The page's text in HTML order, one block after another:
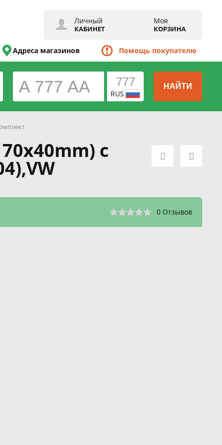
Личный
КАБИНЕТ
Моя
КОРЗИНА
Адреса магазинов Помощь покупателю
RUS
НАЙТИ
с
0 Отзывов